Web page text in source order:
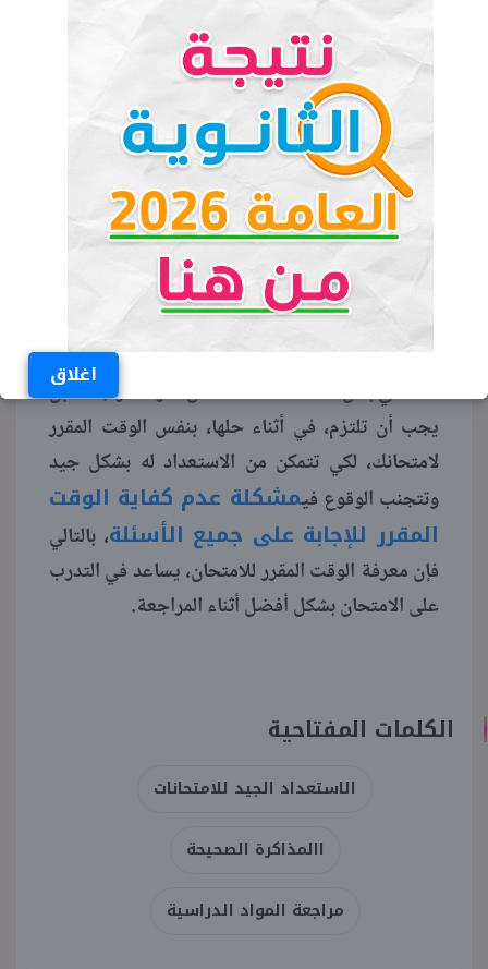
اغلاق
لذلك يجب معرفة توزيع الدرجات على الأبواب
والفصول والموضوعات التي تتضمنها المادة، قبل
البدء في مراجعتها، لأنه يكون من الصعب إعادة قراءة
المنهج كاملا خلال فترة المراجعة، خاصة ليلة
الامتحان، الحل الأمثل هو التركيز على الموضوعات
الأكثر أهمية والأعلى درجة.
يمكنك معرفة ذلك بالرجوع إلى أستاذ المادة أيضا أو
الاطلاع على الامتحانات السابقة.
الوقت المقرر
لا تكتفي بحل امتحانات فقط خلال فترة المراجعة، بل
يجب أن تلتزم، في أثناء حلها، بنفس الوقت المقرر
لامتحانك، لكي تتمكن من الاستعداد له بشكل جيد
وتتجنب الوقوع فيمشكلة عدم كفاية الوقت
المقرر للإجابة على جميع الأسئلة، بالتالي
فإن معرفة الوقت المقرر للامتحان، يساعد في التدرب
على الامتحان بشكل أفضل أثناء المراجعة.
الكلمات المفتاحية
الاستعداد الجيد للامتحانات
االمذاكرة الصحيحة
مراجعة المواد الدراسية